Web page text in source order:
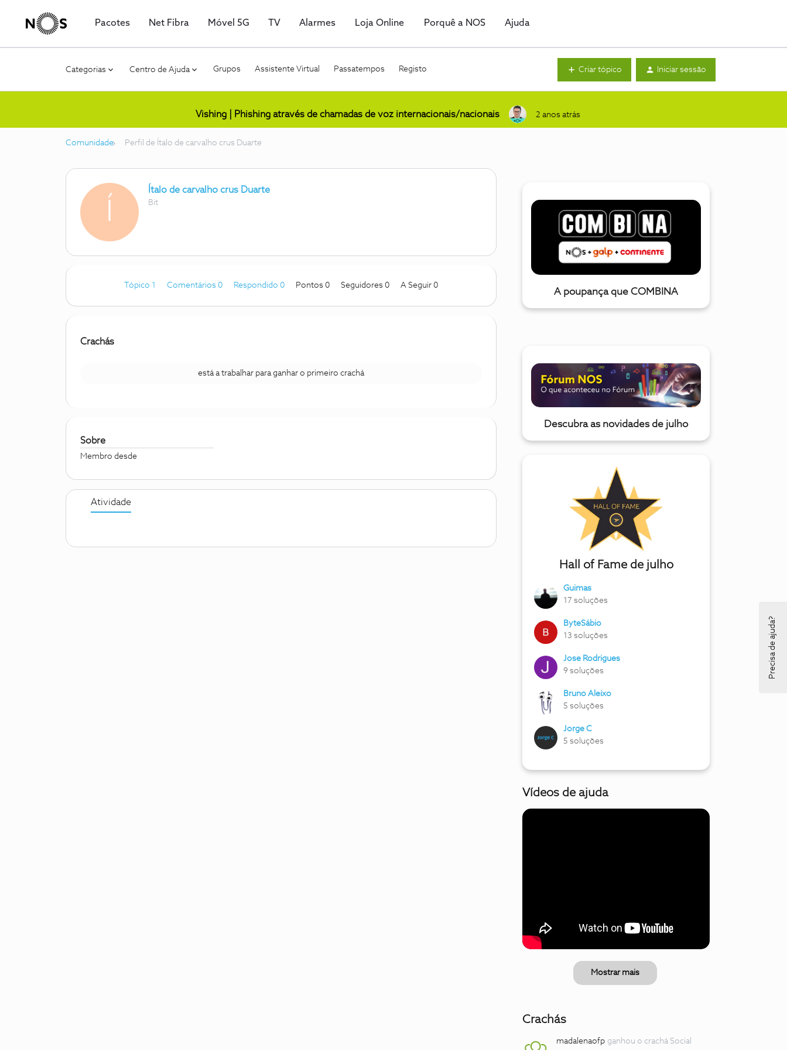
Pacotes Net Fibra Móvel 5G TV Alarmes Loja Online Porquê a NOS Ajuda
Categorias Centro de Ajuda Grupos Assistente Virtual Passatempos Registo Criar tópico Iniciar sessão
Vishing | Phishing através de chamadas de voz internacionais/nacionais 2 anos atrás
Comunidade Perfil de Ítalo de carvalho crus Duarte
Ítalo de carvalho crus Duarte
Bit
Tópico 1 Comentários 0 Respondido 0 Pontos 0 Seguidores 0 A Seguir 0
Crachás
está a trabalhar para ganhar o primeiro crachá
Sobre
Membro desde
Atividade
A poupança que COMBINA
Descubra as novidades de julho
Hall of Fame de julho
Guimas
17 soluções
ByteSábio
13 soluções
Jose Rodrigues
9 soluções
Bruno Aleixo
5 soluções
Jorge C
5 soluções
Vídeos de ajuda
Mostrar mais
Crachás
madalenaofp ganhou o crachá Social
Precisa de ajuda?